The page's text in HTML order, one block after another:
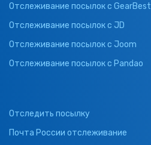
Отслеживание посылок с GearBest
Отслеживание посылок с JD
Отслеживание посылок с Joom
Отслеживание посылок с Pandao
Отследить посылку
Почта России отслеживание